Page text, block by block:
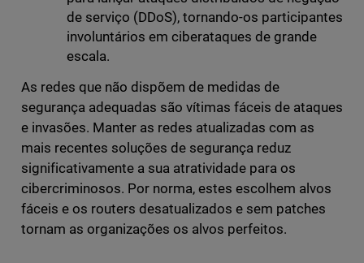
de serviço (DDoS), tornando-os participantes
involuntários em ciberataques de grande
escala.
As redes que não dispõem de medidas de
segurança adequadas são vítimas fáceis de ataques
e invasões. Manter as redes atualizadas com as
mais recentes soluções de segurança reduz
significativamente a sua atratividade para os
cibercriminosos. Por norma, estes escolhem alvos
fáceis e os routers desatualizados e sem patches
tornam as organizações os alvos perfeitos.